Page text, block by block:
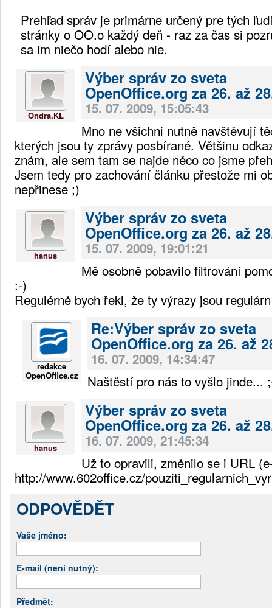
Prehľad správ je primárne určený pre tých
stránky o OO.o každý deň - raz za čas si
sa im niečo hodí alebo nie.
Ondra.KL
Výber správ zo sveta
OpenOffice.org za 26. až
15. 07. 2009, 15:05:43
Mno ne všichni nutně navštěvují
kterých jsou ty zprávy posbírané. Většinu
znám, ale sem tam se najde něco co jsme
Jsem tedy pro zachování článku přestože mi
nepřinese ;)
hanus
Výber správ zo sveta
OpenOffice.org za 26. až
15. 07. 2009, 19:01:21
Mě osobně pobavilo filtrování
:-)
Regulérně bych řekl, že ty výrazy jsou
redakce
OpenOffice.cz
Re:Výber správ zo sveta
OpenOffice.org za 26. až
16. 07. 2009, 14:34:47
Naštěstí pro nás to vyšlo jinde...
hanus
Výber správ zo sveta
OpenOffice.org za 26. až
16. 07. 2009, 21:45:34
Už to opravili, změnilo se i URL
http://www.602office.cz/
ODPOVĚDĚT
Vaše jméno:
E-mail (není nutný):
Předmět: